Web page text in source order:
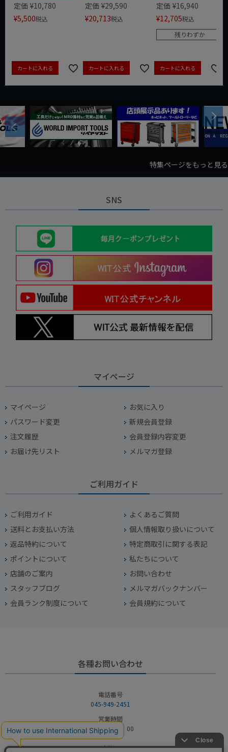
定価 ¥10,780
¥5,500税込
カートに入れる
定価 ¥29,590
¥20,713税込
カートに入れる
定価 ¥16,940
¥12,705税込
残りわずか
カートに入れる
Previous
Next
特集ページをもっと見る
SNS
マイページ
マイページ
お気に入り
パスワード変更
新規会員登録
注文履歴
会員登録内容変更
お届け先リスト
メルマガ登録
ご利用ガイド
ご利用ガイド
よくあるご質問
送料とお支払い方法
個人情報取り扱いについて
返品特約について
特定商取引に関する表記
ポイントについて
私たちについて
店舗のご案内
お問い合わせ
スタッフブログ
メルマガバックナンバー
会員ランク制度について
会員規約について
各種お問い合わせ
電話番号
045-949-2451
営業時間
10：00～19：00
定休日